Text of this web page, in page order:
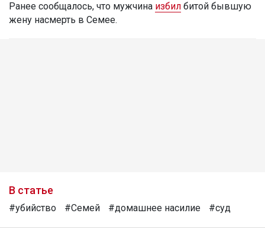
Ранее сообщалось, что мужчина избил битой бывшую
жену насмерть в Семее.
В статье
#убийство #Семей #домашнее насилие #суд